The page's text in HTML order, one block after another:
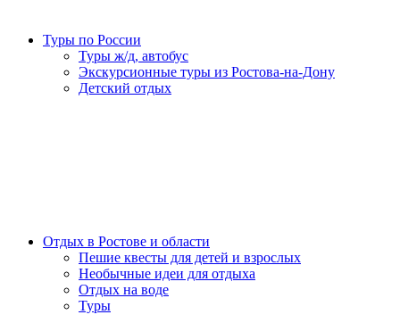
Туры по России
Туры ж/д, автобус
Экскурсионные туры из Ростова-на-Дону
Детский отдых
Отдых в Ростове и области
Пешие квесты для детей и взрослых
Необычные идеи для отдыха
Отдых на воде
Туры